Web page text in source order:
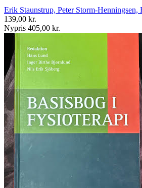
Erik Staunstrup, Peter Storm-Henningsen,
139,00 kr.
Nypris 405,00 kr.